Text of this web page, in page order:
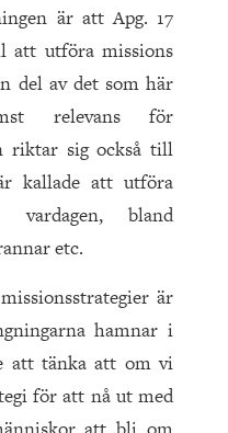
är att Apg. 17
att utföra missions
del av det som här
relevans för
riktar sig också till
kallade att utföra
vardagen, bland
etc.
är
hamnar i
att tänka att om vi
för att nå ut med